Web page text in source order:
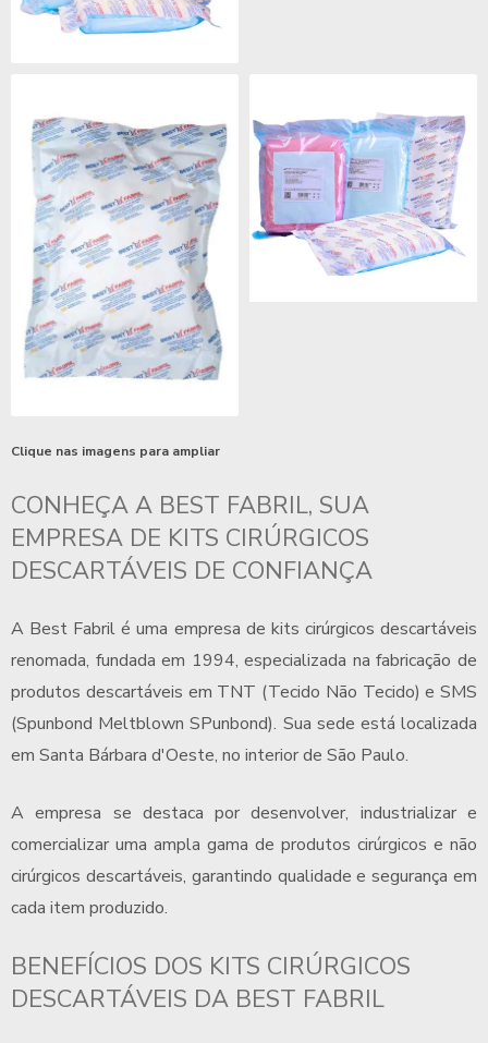
Clique nas imagens para ampliar
CONHEÇA A BEST FABRIL, SUA
EMPRESA DE KITS CIRÚRGICOS
DESCARTÁVEIS DE CONFIANÇA
A Best Fabril é uma empresa de kits cirúrgicos descartáveis
renomada, fundada em 1994, especializada na fabricação de
produtos descartáveis em TNT (Tecido Não Tecido) e SMS
(Spunbond Meltblown SPunbond). Sua sede está localizada
em Santa Bárbara d'Oeste, no interior de São Paulo.
A empresa se destaca por desenvolver, industrializar e
comercializar uma ampla gama de produtos cirúrgicos e não
cirúrgicos descartáveis, garantindo qualidade e segurança em
cada item produzido.
BENEFÍCIOS DOS KITS CIRÚRGICOS
DESCARTÁVEIS DA BEST FABRIL